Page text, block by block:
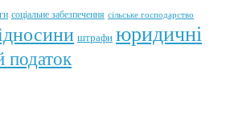
соціальне забезпечення сільське господарство
штрафи юридичні
податок